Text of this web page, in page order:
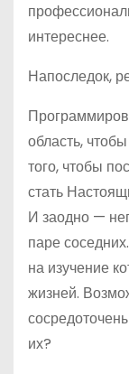
интереснее.
Напоследок,
область,
того, чтобы
стать
И заодно —
паре
на изучение
жизней.
их?